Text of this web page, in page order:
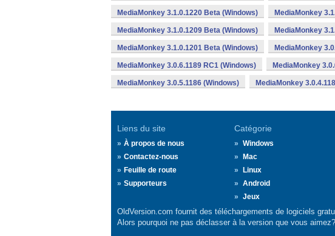
MediaMonkey 3.1.0.1220 Beta (Windows) MediaMonkey
MediaMonkey 3.1.0.1209 Beta (Windows) MediaMonkey
MediaMonkey 3.1.0.1201 Beta (Windows) MediaMonkey
MediaMonkey 3.0.6.1189 RC1 (Windows) MediaMonkey
MediaMonkey 3.0.5.1186 (Windows) MediaMonkey
Liens du site
À propos de nous
Contactez-nous
Feuille de route
Supporteurs
Catégorie
Windows
Mac
Linux
Android
Jeux
OldVersion.com fournit des téléchargements de logiciels
Alors pourquoi ne pas déclasser à la version que vous